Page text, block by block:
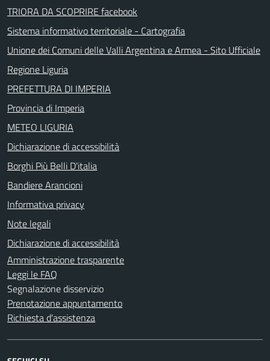
TRIORA DA SCOPRIRE facebook
Sistema informativo territoriale - Cartografia
Unione dei Comuni delle Valli Argentina e Armea - Sito Ufficiale
Regione Liguria
PREFETTURA DI IMPERIA
Provincia di Imperia
METEO LIGURIA
Dichiarazione di accessibilità
Borghi Più Belli D'italia
Bandiere Arancioni
Informativa privacy
Note legali
Dichiarazione di accessibilità
Amministrazione trasparente
Leggi le FAQ
Segnalazione disservizio
Prenotazione appuntamento
Richiesta d'assistenza